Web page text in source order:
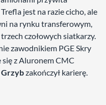
jest na razie cicho, ale
na rynku transferowym,
czołowych siatkarzy.
zawodnikiem PGE Skry
się z Aluronem CMC
zakończył karierę.